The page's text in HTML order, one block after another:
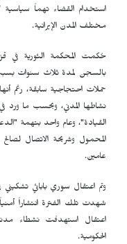
استخدام القضاء تهماً سياسية
مختلف المدن الإيرانية.
حُكمت المحكمة الثورية في
بالسجن لمدة ثلاث سنوات بسبب
حملات احتجاجية سابقة، رغم
نشاطها المدني، وبحسب ما ورد
القيادة"، وعام واحد بتهمة
المحمول وشريحة الاتصال
عامين.
وتم اعتقال سوري بابائي
شهدت تلك الفترة انتشاراً
اعتقال استهدفت نشطاء
الحكومية.